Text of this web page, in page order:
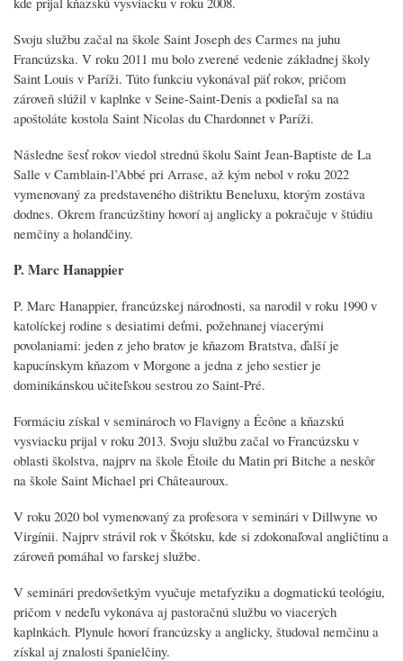
Svoju službu začal na škole Saint Joseph des Carmes na juhu
Francúzska. V roku 2011 mu bolo zverené vedenie základnej školy
Saint Louis v Paríži. Túto funkciu vykonával päť rokov, pričom
zároveň slúžil v kaplnke v Seine-Saint-Denis a podieľal sa na
apoštoláte kostola Saint Nicolas du Chardonnet v Paríži.
Následne šesť rokov viedol strednú školu Saint Jean-Baptiste de La
Salle v Camblain-l’Abbé pri Arrase, až kým nebol v roku 2022
vymenovaný za predstaveného dištriktu Beneluxu, ktorým zostáva
dodnes. Okrem francúzštiny hovorí aj anglicky a pokračuje v štúdiu
nemčiny a holandčiny.
P. Marc Hanappier
P. Marc Hanappier, francúzskej národnosti, sa narodil v roku 1990 v
katolíckej rodine s desiatimi deťmi, požehnanej viacerými
povolaniami: jeden z jeho bratov je kňazom Bratstva, ďalší je
kapucínskym kňazom v Morgone a jedna z jeho sestier je
dominikánskou učiteľskou sestrou zo Saint-Pré.
Formáciu získal v seminároch vo Flavigny a Écône a kňazskú
vysviacku prijal v roku 2013. Svoju službu začal vo Francúzsku v
oblasti školstva, najprv na škole Étoile du Matin pri Bitche a neskôr
na škole Saint Michael pri Châteauroux.
V roku 2020 bol vymenovaný za profesora v seminári v Dillwyne vo
Virgínii. Najprv strávil rok v Škótsku, kde si zdokonaľoval angličtinu a
zároveň pomáhal vo farskej službe.
V seminári predovšetkým vyučuje metafyziku a dogmatickú teológiu,
pričom v nedeľu vykonáva aj pastoračnú službu vo viacerých
kaplnkách. Plynule hovorí francúzsky a anglicky, študoval nemčinu a
získal aj znalosti španielčiny.